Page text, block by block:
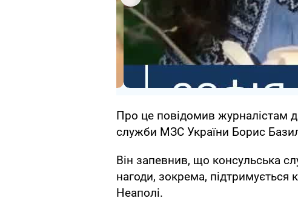
Про це повідомив журналістам
служби МЗС України Борис
Він запевнив, що консульська
нагоди, зокрема, підтримується
Неаполі.